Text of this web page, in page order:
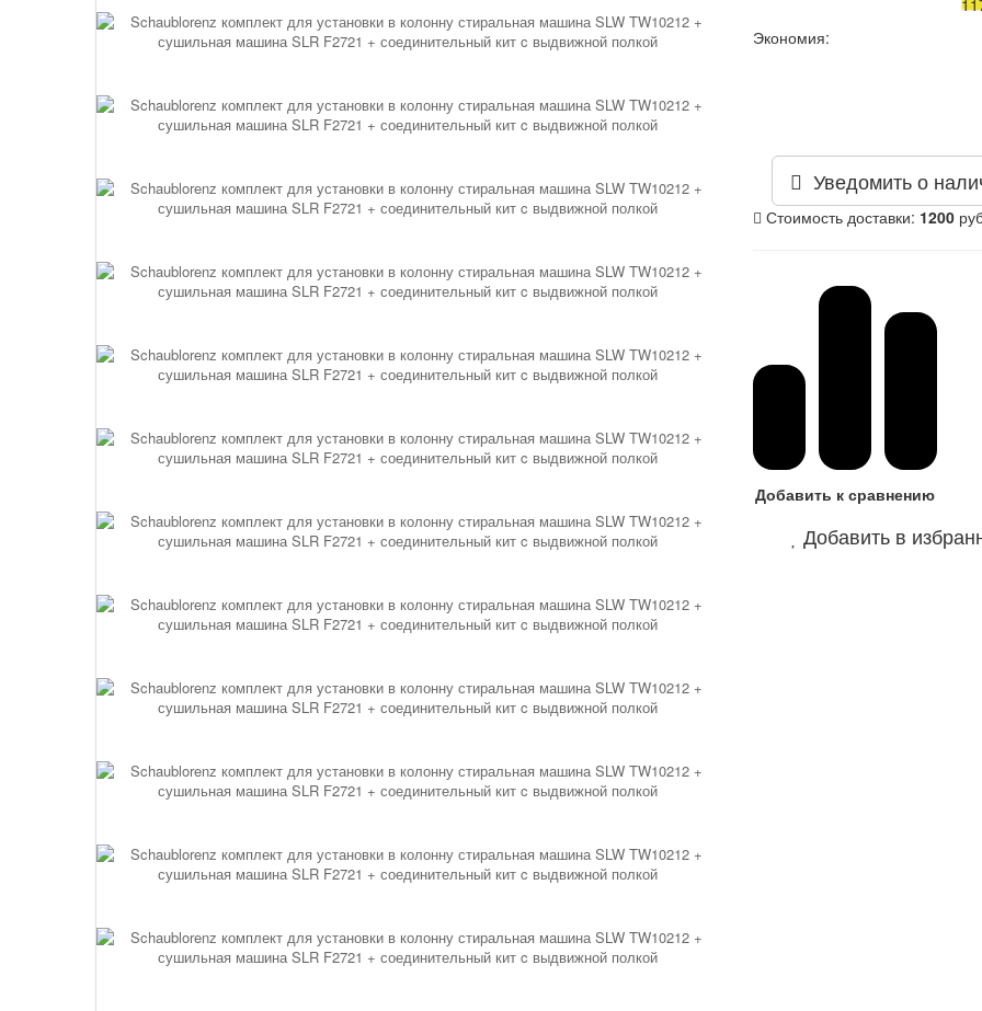
Экономия:
Уведомить о
Стоимость доставки: 1200
Добавить к сравнению
Добавить в